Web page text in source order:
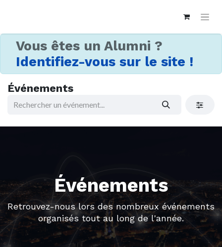
Vous êtes un Alumni ?
Identifiez-vous sur le site !
Événements
Événements
Retrouvez-nous lors des nombreux événements
organisés tout au long de l'année.